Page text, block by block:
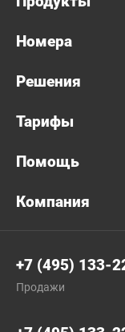
Номера
Решения
Тарифы
Помощь
Компания
+7 (495) 133-
Продажи